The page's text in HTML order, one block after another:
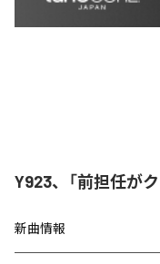
Y923、「前担任が
新曲情報